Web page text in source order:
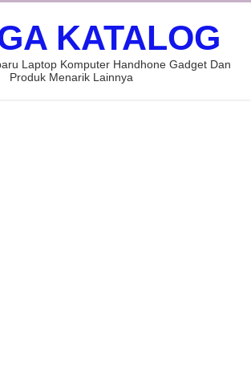
KATALOG
Laptop Komputer Handhone Gadget Dan
Produk Menarik Lainnya